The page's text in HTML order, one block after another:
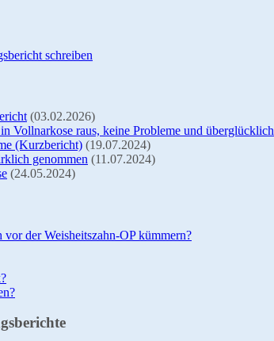
schreiben
(03.02.2026)
Vollnarkose raus, keine Probleme und überglücklich
(Kurzbericht) (19.07.2024)
genommen (11.07.2024)
(24.05.2024)
der Weisheitszahn-OP kümmern?